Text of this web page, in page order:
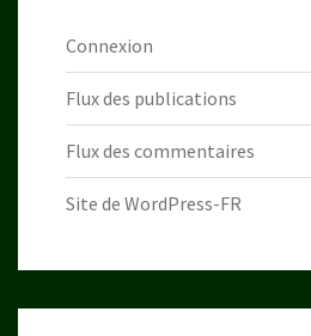
Connexion
Flux des publications
Flux des commentaires
Site de WordPress-FR